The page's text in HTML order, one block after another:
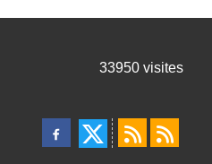
33950 visites